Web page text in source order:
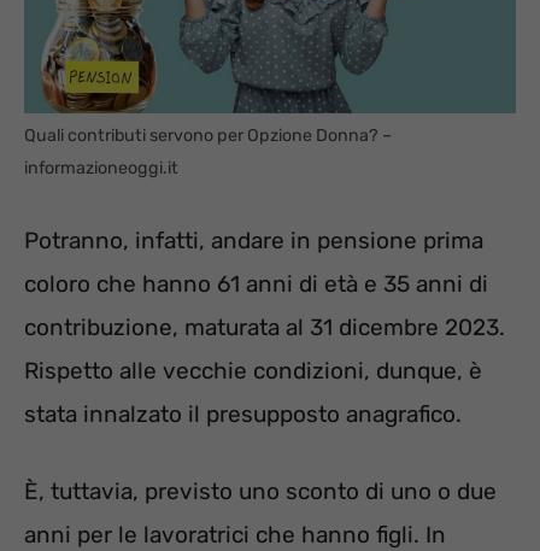
Quali contributi servono per Opzione Donna? –
informazioneoggi.it
Potranno, infatti, andare in pensione prima
coloro che hanno 61 anni di età e 35 anni di
contribuzione, maturata al 31 dicembre 2023.
Rispetto alle vecchie condizioni, dunque, è
stata innalzato il presupposto anagrafico.
È, tuttavia, previsto uno sconto di uno o due
anni per le lavoratrici che hanno figli. In